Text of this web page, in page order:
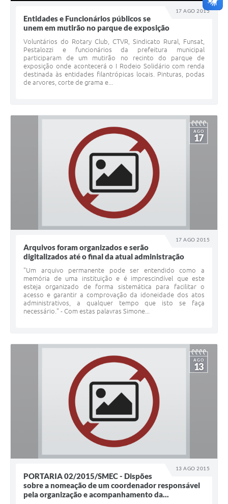
17 AGO 2015
Entidades e Funcionários públicos se
unem em mutirão no parque de exposição
Voluntários do Rotary Club, CTVR, Sindicato Rural, Funsat,
Pestalozzi e funcionários da prefeitura municipal
participaram de um mutirão no recinto do parque de
exposição onde acontecerá o I Rodeio Solidário com renda
destinada às entidades filantrópicas locais. Pinturas, podas
de arvores, corte de grama e...
17 AGO 2015
AGO
17
Arquivos foram organizados e serão
digitalizados até o final da atual administração
"Um arquivo permanente pode ser entendido como a
memória de uma instituição e é imprescindível que este
esteja organizado de forma sistemática para facilitar o
acesso e garantir a comprovação da idoneidade dos atos
administrativos, a qualquer tempo que isto se faça
necessário." - Com estas palavras Simone...
13 AGO 2015
AGO
13
PORTARIA 02/2015/SMEC - Dispões
sobre a nomeação de um coordenador responsável
pela organização e acompanhamento da...